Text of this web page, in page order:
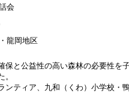
会
龍岡地区
保と公益性の高い森林の必要性を
ティア、九和（くわ）小学校・鴨